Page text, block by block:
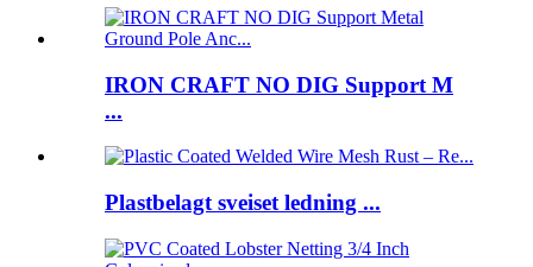
IRON CRAFT NO DIG Support M
...
Plastbelagt sveiset ledning ...